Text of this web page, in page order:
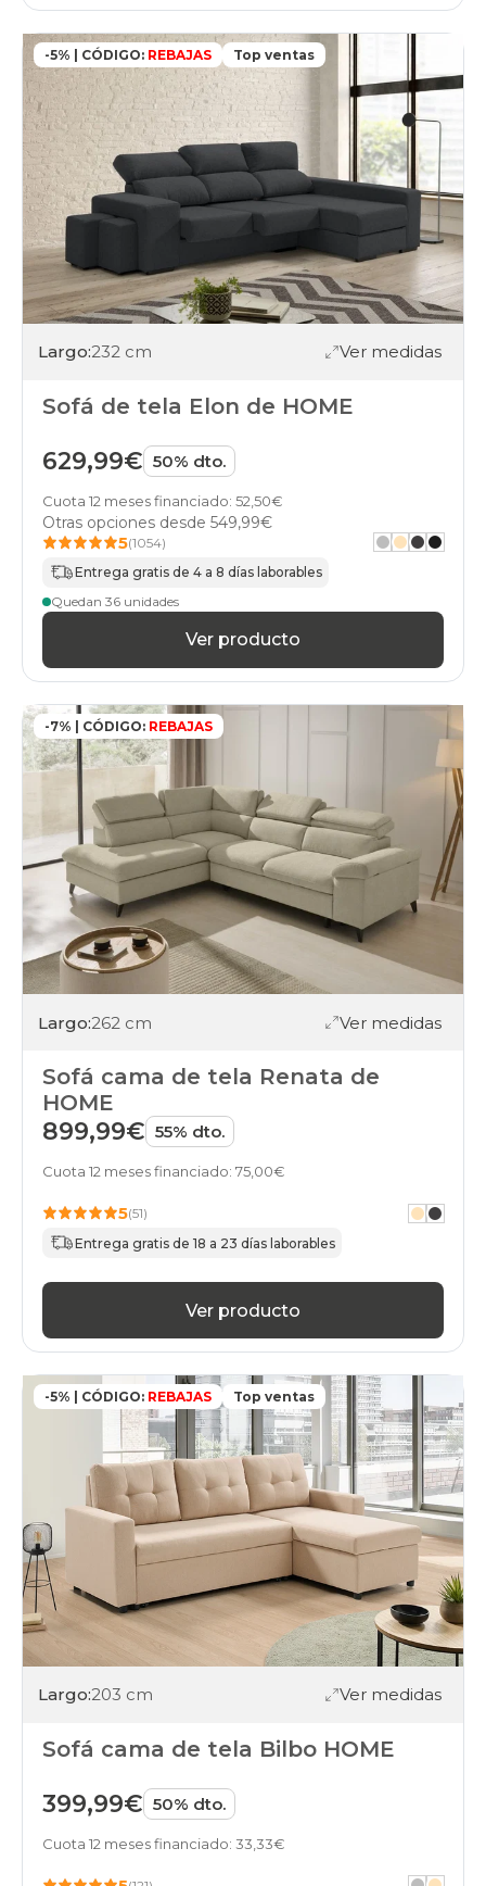
beis
sofas
gris-
oscuro
sofas
marron
sofas
azul
sofas
verde
sofas
negro
sofas
amarillo
sofas
rosa
rojo
sofas
piel
tela
top-
ventas
sofas
moderno-
sofas
suinta
sofas
gama-
basic
sofas
gama-
plus
sofas
gama-
gold
sofas
sofas
sofas
oferta
sofas
financiados
sofas
gama-
alta
sofas
online
-5% | CÓDIGO: REBAJAS Top ventas
Largo:232 cm Ver medidas
Sofá de tela Elon de HOME
629,99€ 50% dto.
Cuota 12 meses financiado: 52,50€
Otras opciones desde 549,99€
5(1054)
Entrega gratis de 4 a 8 días laborables
Quedan 36 unidades
Ver producto
-7% | CÓDIGO: REBAJAS
Largo:262 cm Ver medidas
Sofá cama de tela Renata de
HOME
899,99€ 55% dto.
Cuota 12 meses financiado: 75,00€
5(51)
Entrega gratis de 18 a 23 días laborables
Ver producto
-5% | CÓDIGO: REBAJAS Top ventas
Largo:203 cm Ver medidas
Sofá cama de tela Bilbo HOME
399,99€ 50% dto.
Cuota 12 meses financiado: 33,33€